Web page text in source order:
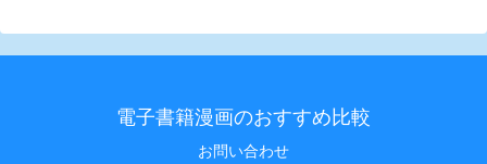
電子書籍漫画のおすすめ比較
お問い合わせ